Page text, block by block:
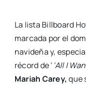
La lista Billboard
marcada por el
navideña y,
récord de ‘ ‘All I
Mariah Carey,que